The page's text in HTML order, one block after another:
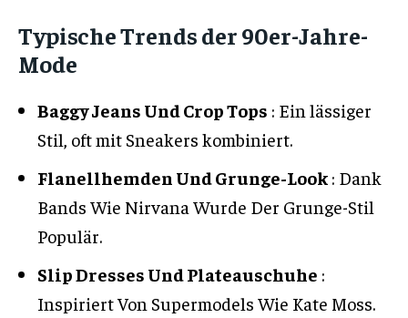
Typische Trends der 90er-Jahre-
Mode
Baggy Jeans Und Crop Tops : Ein lässiger
Stil, oft mit Sneakers kombiniert.
Flanellhemden Und Grunge-Look : Dank
Bands Wie Nirvana Wurde Der Grunge-Stil
Populär.
Slip Dresses Und Plateauschuhe :
Inspiriert Von Supermodels Wie Kate Moss.